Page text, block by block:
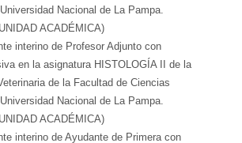
Nacional de La Pampa.
ACADÉMICA)
interino de Profesor Adjunto con
en la asignatura HISTOLOGÍA II de la
de la Facultad de Ciencias
Nacional de La Pampa.
ACADÉMICA)
interino de Ayudante de Primera con